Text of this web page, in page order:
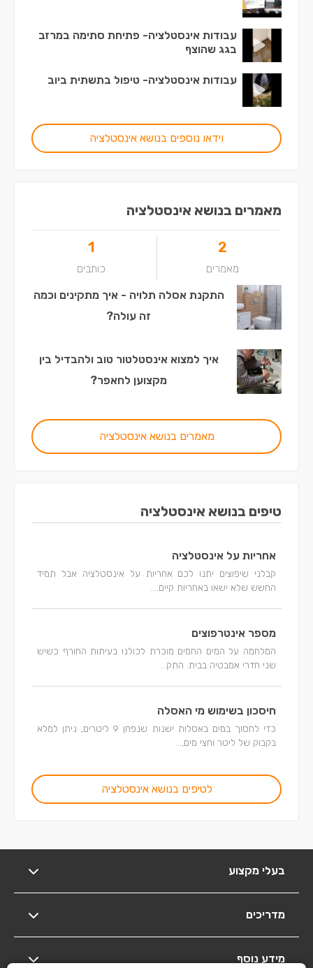
עבודות אינסטלציה- פתיחת סתימה במרזב
בגג שהוצף
עבודות אינסטלציה- טיפול בתשתית ביוב
וידאו נוספים בנושא אינסטלציה
מאמרים בנושא אינסטלציה
2
מאמרים
1
כותבים
התקנת אסלה תלויה - איך מתקינים וכמה
זה עולה?
איך למצוא אינסטלטור טוב ולהבדיל בין
מקצוען לחאפר?
מאמרים בנושא אינסטלציה
טיפים בנושא אינסטלציה
אחריות על אינסטלציה
קבלני שיפוצים יתנו לכם אחריות על אינסטלציה אבל תמיד
החשש שלא ישאו באחריות קיים....
מספר אינטרפוצים
המלחמה על המים החמים מוכרת לכולנו בעיתות החורף כשיש
שני חדרי אמבטיה בבית. התק...
חיסכון בשימוש מי האסלה
כדי לחסוך במים באסלות ישנות שנפחן 9 ליטרים, ניתן למלא
בקבוק של ליטר וחצי מים,...
לטיפים בנושא אינסטלציה
בעלי מקצוע
מדריכים
מידע נוסף